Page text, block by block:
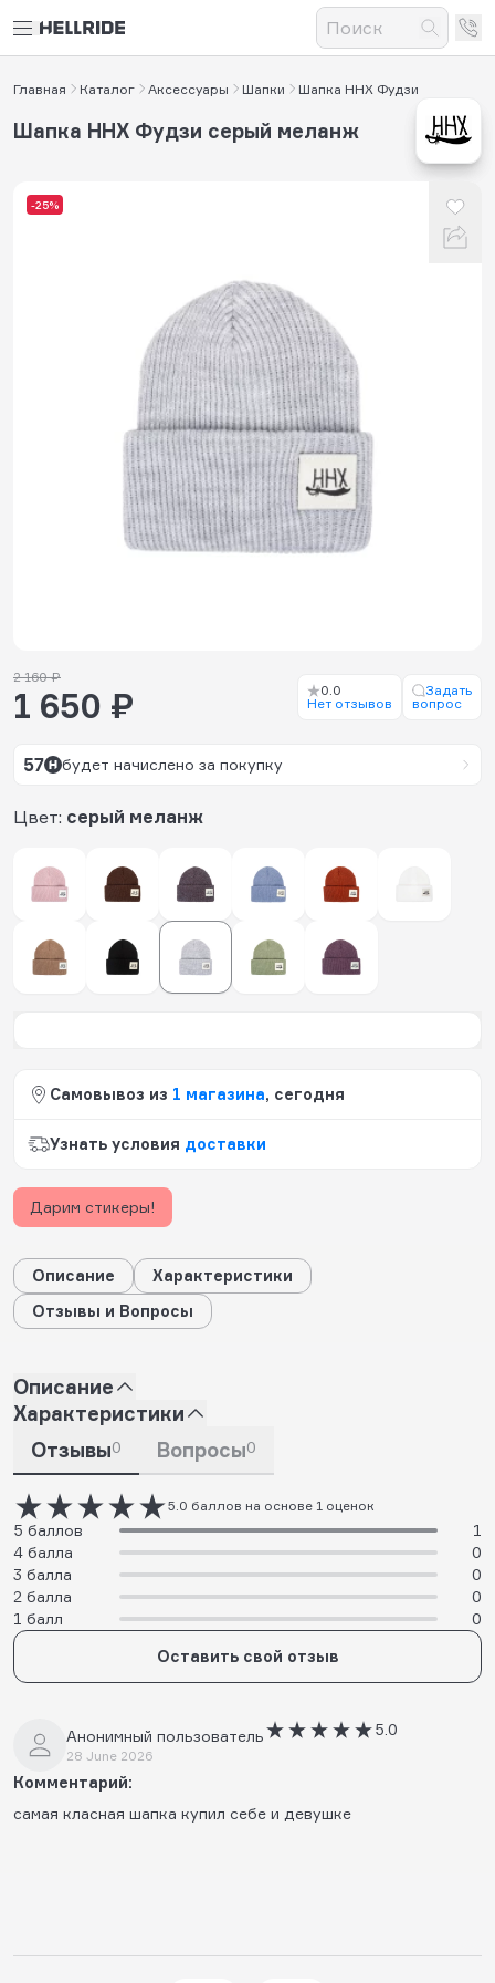
Главная Каталог Аксессуары Шапки Шапка HHX Фудзи
-25%
Шапка HHX Фудзи серый меланж
Цвет: серый меланж
2 160 ₽
1 650 ₽
0.0
Нет отзывов
Задать
вопрос
57 будет начислено за покупку
Самовывоз из 1 магазина, сегодня
Узнать условия доставки
Дарим стикеры!
Описание
Характеристики
Отзывы и Вопросы
Описание
Характеристики
Отзывы0 Вопросы0
5.0 баллов на основе 1 оценок
5 баллов
1
4 балла
0
3 балла
0
2 балла
0
1 балл
0
Оставить свой отзыв
Анонимный пользователь
28 June 2026
5.0
Комментарий:
самая класная шапка купил себе и девушке